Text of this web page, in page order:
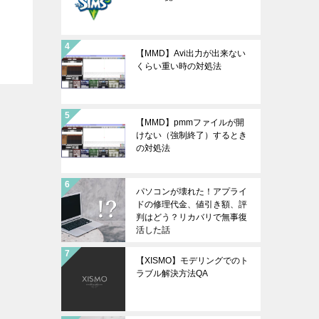
【MMD】Avi出力が出来ない
くらい重い時の対処法
【MMD】pmmファイルが開
けない（強制終了）するとき
の対処法
パソコンが壊れた！アプライ
ドの修理代金、値引き額、評
判はどう？リカバリで無事復
活した話
【XISMO】モデリングでのト
ラブル解決方法QA